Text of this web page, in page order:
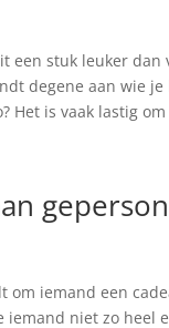
een stuk leuker
degene aan wie
Het is vaak lastig
om iemand een
iemand niet zo heel